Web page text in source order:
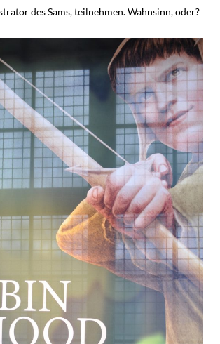
des Sams, teilnehmen. Wahnsinn, oder?